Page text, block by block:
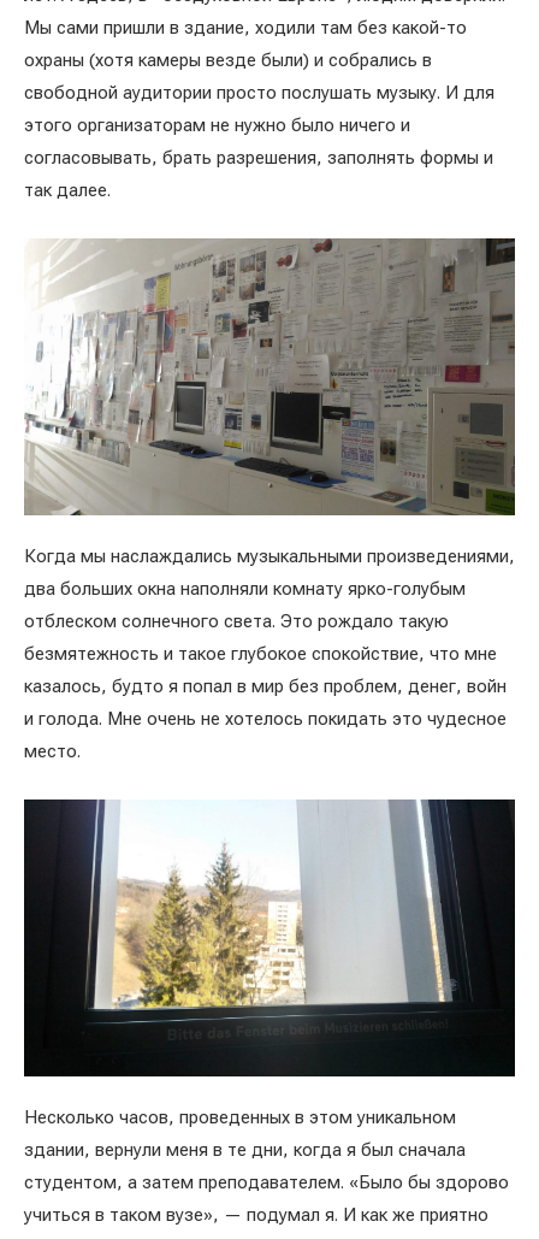
Мы сами пришли в здание, ходили там без какой-то
охраны (хотя камеры везде были) и собрались в
свободной аудитории просто послушать музыку. И для
этого организаторам не нужно было ничего и
согласовывать, брать разрешения, заполнять формы и
так далее.
Когда мы наслаждались музыкальными произведениями,
два больших окна наполняли комнату ярко-голубым
отблеском солнечного света. Это рождало такую
безмятежность и такое глубокое спокойствие, что мне
казалось, будто я попал в мир без проблем, денег, войн
и голода. Мне очень не хотелось покидать это чудесное
место.
Несколько часов, проведенных в этом уникальном
здании, вернули меня в те дни, когда я был сначала
студентом, а затем преподавателем. «Было бы здорово
учиться в таком вузе», — подумал я. И как же приятно